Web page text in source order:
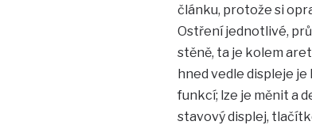
článku, protože si
Ostření jednotlivé,
stěně, ta je kolem
hned vedle displeje je
funkcí; lze je měnit a
stavový displej,